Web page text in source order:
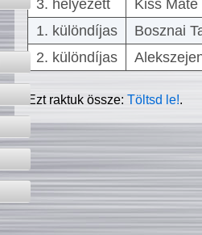
3. helyezett
Kiss
1. különdíjas
Bosznai
2. különdíjas
Ezt raktuk össze:Töltsd le!.